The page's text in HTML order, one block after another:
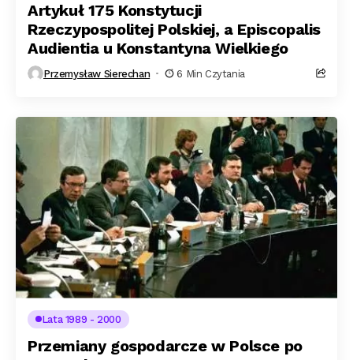
Artykuł 175 Konstytucji
Rzeczypospolitej Polskiej, a Episcopalis
Audientia u Konstantyna Wielkiego
Przemysław Sierechan 6 Min Czytania
Lata 1989 - 2000
Przemiany gospodarcze w Polsce po